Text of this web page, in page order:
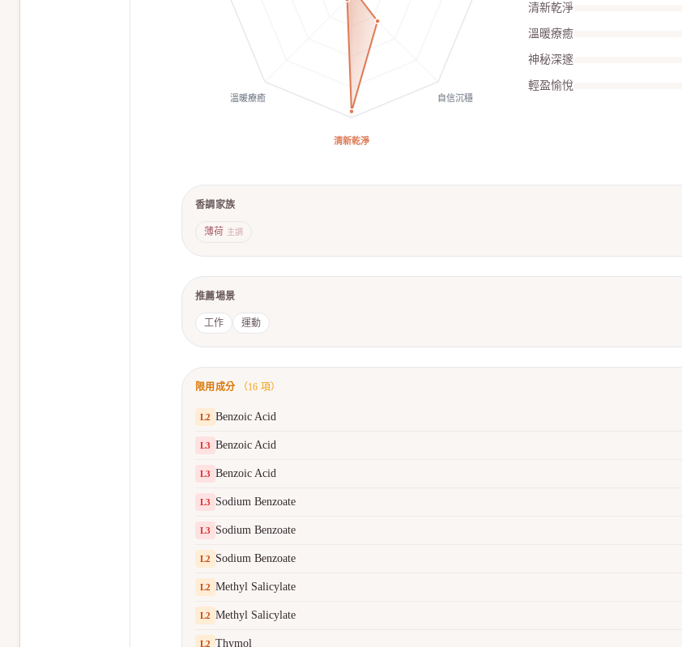
自信沉穩
清新乾淨
溫暖療癒
清新乾淨
溫暖療癒
神秘深邃
輕盈愉悅
香調家族
薄荷 主調
推薦場景
工作 運動
限用成分 （16 項）
L2 Benzoic Acid
L3 Benzoic Acid
L3 Benzoic Acid
L3 Sodium Benzoate
L3 Sodium Benzoate
L2 Sodium Benzoate
L2 Methyl Salicylate
L2 Methyl Salicylate
L2 Thymol